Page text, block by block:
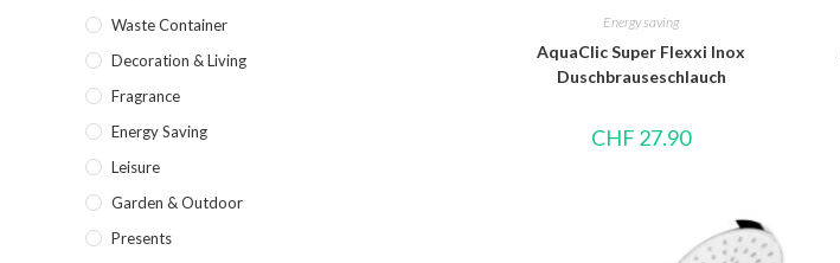
Energy saving
AquaClic Super Flexxi Inox
Duschbrauseschlauch
CHF 27.90
Waste Container
Decoration & Living
Fragrance
Energy Saving
Leisure
Garden & Outdoor
Presents